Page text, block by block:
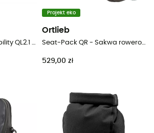
Office-Bag High Visibility QL2.1 - Torba rowerowa
Projekt eko
Ortlieb
Seat-Pack QR - Sakwa rowerowa pod siodełko
529,00 zł